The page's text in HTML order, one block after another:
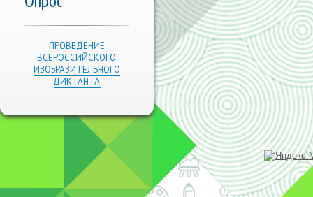
ПРОВЕДЕНИЕ
ВСЕРОССИЙСКОГО
ИЗОБРАЗИТЕЛЬНОГО
ДИКТАНТА